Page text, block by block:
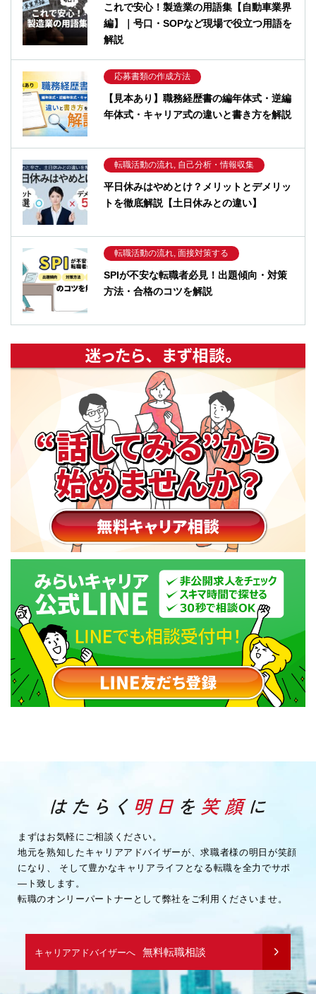
これで安心！製造業の用語集【自動車業界
編】｜号口・SOPなど現場で役立つ用語を
解説
応募書類の作成方法
【見本あり】職務経歴書の編年体式・逆編
年体式・キャリア式の違いと書き方を解説
転職活動の流れ, 自己分析・情報収集
平日休みはやめとけ？メリットとデメリッ
トを徹底解説【土日休みとの違い】
転職活動の流れ, 面接対策する
SPIが不安な転職者必見！出題傾向・対策
方法・合格のコツを解説
まずはお気軽にご相談ください。
地元を熟知したキャリアアドバイザーが、求職者様の明日が笑顔
になり、
そして豊かなキャリアライフとなる転職を全力でサポ
―ト致します。
転職のオンリーパートナーとして弊社をご利用くださいませ。
キャリアアドバイザーへ 無料転職相談